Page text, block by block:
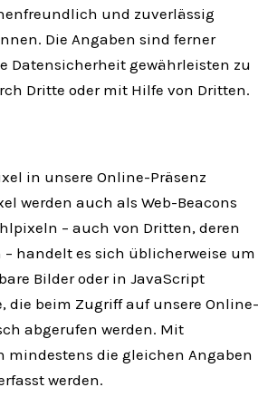
und zuverlässig
Die Angaben sind ferner
Datensicherheit gewährleisten zu
Dritte oder mit Hilfe von Dritten.
in unsere Online-Präsenz
werden auch als Web-Beacons
– auch von Dritten, deren
– handelt es sich üblicherweise um
Bilder oder in JavaScript
die beim Zugriff auf unsere Online-
abgerufen werden. Mit
mindestens die gleichen Angaben
werden.